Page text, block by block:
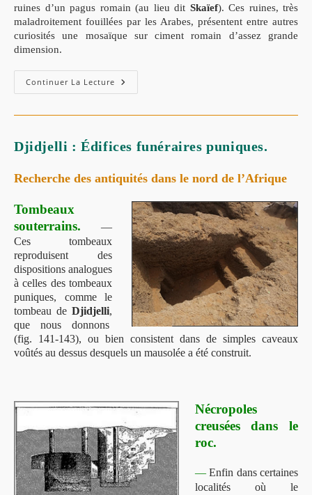
ruines d’un pagus romain (au lieu dit Skaïef). Ces ruines, très
maladroitement fouillées par les Arabes, présentent entre autres
curiosités une mosaïque sur ciment romain d’assez grande
dimension.
Continuer La Lecture
Djidjelli : Édifices funéraires puniques.
Recherche des antiquités dans le nord de l’Afrique
Tombeaux
souterrains.
—
Ces tombeaux
reproduisent des
dispositions analogues
à celles des tombeaux
puniques, comme le
tombeau de Djidjelli,
que nous donnons
(fig. 141-143), ou bien consistent dans de simples caveaux
voûtés au dessus desquels un mausolée a été construit.
Nécropoles
creusées dans le
roc.
—Enfin dans certaines
localités où le